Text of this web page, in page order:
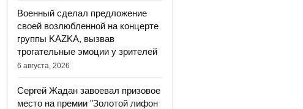
Военный сделал предложение
своей возлюбленной на концерте
группы KAZKA, вызвав
трогательные эмоции у зрителей
6 августа, 2026
Сергей Жадан завоевал призовое
место на премии "Золотой лифон